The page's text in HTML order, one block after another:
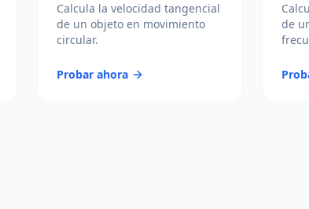
Calcula la velocidad tangencial
de un objeto en movimiento
circular.
Probar ahora
de